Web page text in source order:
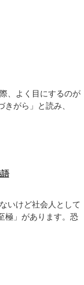
、よく目にするのが
きがら」と読み、
いけど社会人として
極」があります。恐